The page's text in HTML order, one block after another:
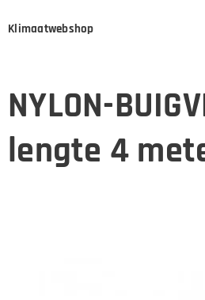
Klimaatwebshop
NYLON-
lengte 4